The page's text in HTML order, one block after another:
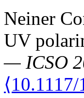
Neiner
UV
— ICSO